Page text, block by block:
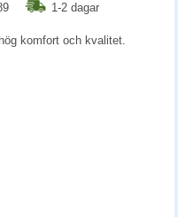
1-2 dagar
komfort och kvalitet.